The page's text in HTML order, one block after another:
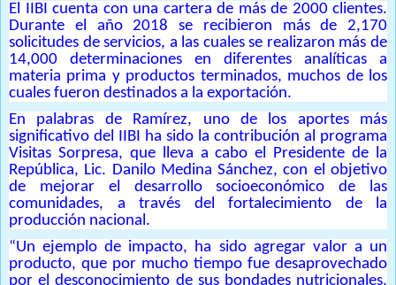
El IIBI cuenta con una cartera de más de 2000 clientes.
Durante el año 2018 se recibieron más de 2,170
solicitudes de servicios, a las cuales se realizaron más de
14,000 determinaciones en diferentes analíticas a
materia prima y productos terminados, muchos de los
cuales fueron destinados a la exportación.
En palabras de Ramírez, uno de los aportes más
significativo del IIBI ha sido la contribución al programa
Visitas Sorpresa, que lleva a cabo el Presidente de la
República, Lic. Danilo Medina Sánchez, con el objetivo
de mejorar el desarrollo socioeconómico de las
comunidades, a través del fortalecimiento de la
producción nacional.
“Un ejemplo de impacto, ha sido agregar valor a un
producto, que por mucho tiempo fue desaprovechado
por el desconocimiento de sus bondades nutricionales,